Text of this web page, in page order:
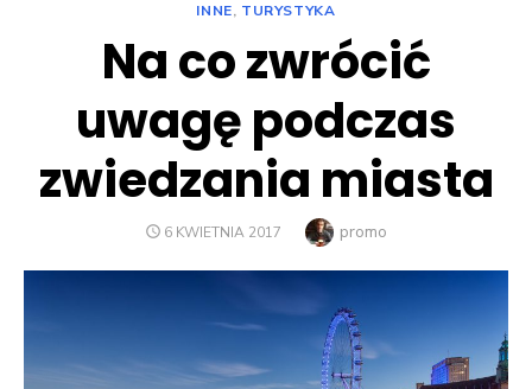
INNE, TURYSTYKA
Na co zwrócić
uwagę podczas
zwiedzania miasta
POSTED
6 KWIETNIA 2017 Author
promo